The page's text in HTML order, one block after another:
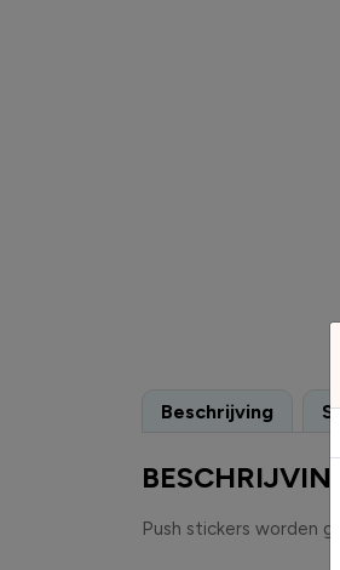
Beschrijving
Push stickers worden